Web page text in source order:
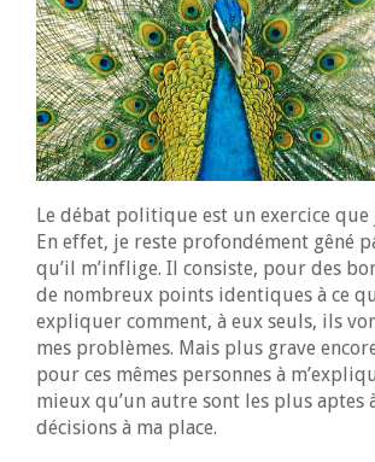
Le débat politique est un exercice que
En effet, je reste profondément gêné
qu’il m’inflige. Il consiste, pour des
de nombreux points identiques à ce
expliquer comment, à eux seuls, ils
mes problèmes. Mais plus grave
pour ces mêmes personnes à
mieux qu’un autre sont les plus aptes
décisions à ma place.